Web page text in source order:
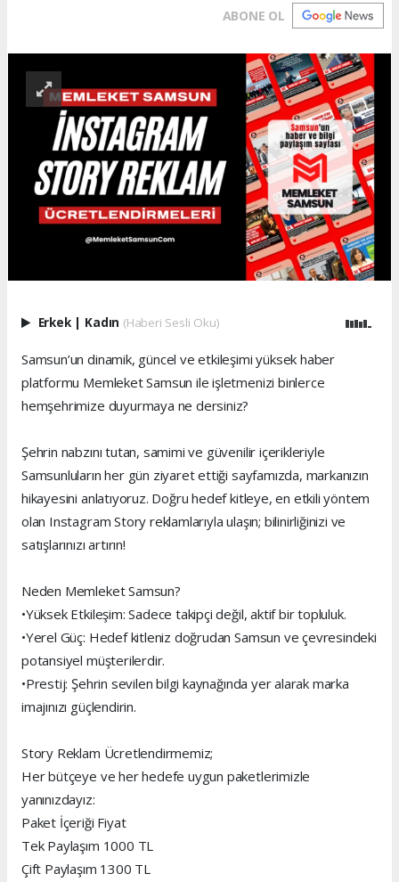
ABONE OL
Erkek | Kadın (Haberi Sesli Oku)
Samsun’un dinamik, güncel ve etkileşimi yüksek haber
platformu Memleket Samsun ile işletmenizi binlerce
hemşehrimize duyurmaya ne dersiniz?
Şehrin nabzını tutan, samimi ve güvenilir içerikleriyle
Samsunluların her gün ziyaret ettiği sayfamızda, markanızın
hikayesini anlatıyoruz. Doğru hedef kitleye, en etkili yöntem
olan Instagram Story reklamlarıyla ulaşın; bilinirliğinizi ve
satışlarınızı artırın!
Neden Memleket Samsun?
•Yüksek Etkileşim: Sadece takipçi değil, aktif bir topluluk.
•Yerel Güç: Hedef kitleniz doğrudan Samsun ve çevresindeki
potansiyel müşterilerdir.
•Prestij: Şehrin sevilen bilgi kaynağında yer alarak marka
imajınızı güçlendirin.
Story Reklam Ücretlendirmemiz;
Her bütçeye ve her hedefe uygun paketlerimizle
yanınızdayız:
Paket İçeriği Fiyat
Tek Paylaşım 1000 TL
Çift Paylaşım 1300 TL